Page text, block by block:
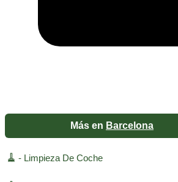
Más en Barcelona
🧹 - Limpieza De Coche